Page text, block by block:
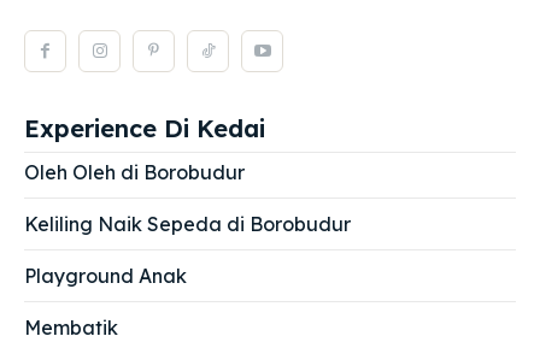
Experience Di Kedai
Oleh Oleh di Borobudur
Keliling Naik Sepeda di Borobudur
Playground Anak
Membatik